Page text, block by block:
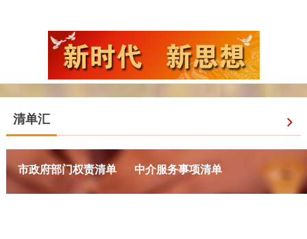
清单汇
市政府部门权责清单 中介服务事项清单